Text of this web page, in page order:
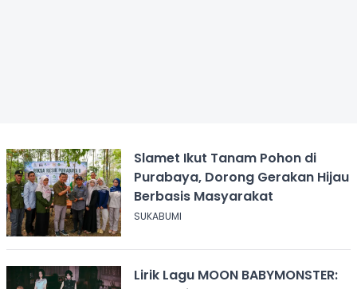
Slamet Ikut Tanam Pohon di
Purabaya, Dorong Gerakan Hijau
Berbasis Masyarakat
SUKABUMI
Lirik Lagu MOON BABYMONSTER: